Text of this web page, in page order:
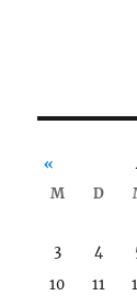
«
M
D
3
4
10
11